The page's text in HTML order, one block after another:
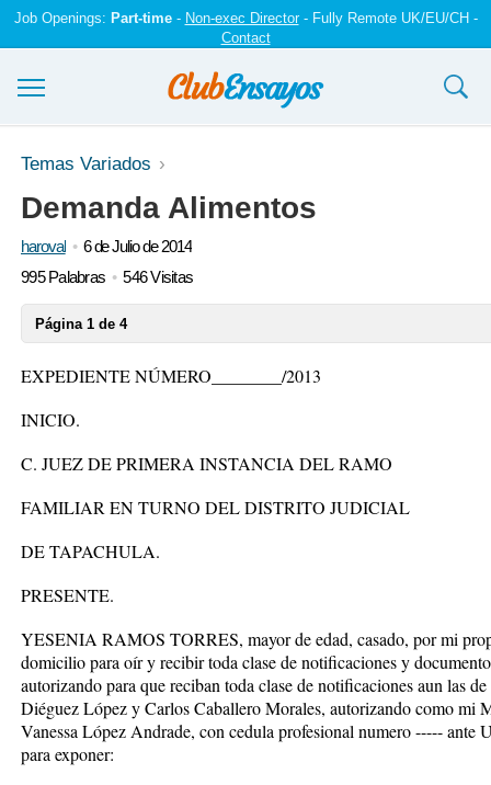
Job Openings: Part-time- Non-exec Director- Fully Remote UK/EU/CH -
Contact
Ensayos y trabajos
Registrarse
Iniciar sesión
Temas Variados
Demanda Alimentos
haroval
6 de Julio de 2014
995 Palabras
546 Visitas
Página 1 de 4
EXPEDIENTE NÚMERO________/2013
INICIO.
C. JUEZ DE PRIMERA INSTANCIA DEL RAMO
FAMILIAR EN TURNO DEL DISTRITO JUDICIAL
DE TAPACHULA.
PRESENTE.
YESENIA RAMOS TORRES, mayor de edad, casado, por mi
domicilio para oír y recibir toda clase de notificaciones y
autorizando para que reciban toda clase de notificaciones aun las
Diéguez López y Carlos Caballero Morales, autorizando como mi
Vanessa López Andrade, con cedula profesional numero ----- ante
para exponer: